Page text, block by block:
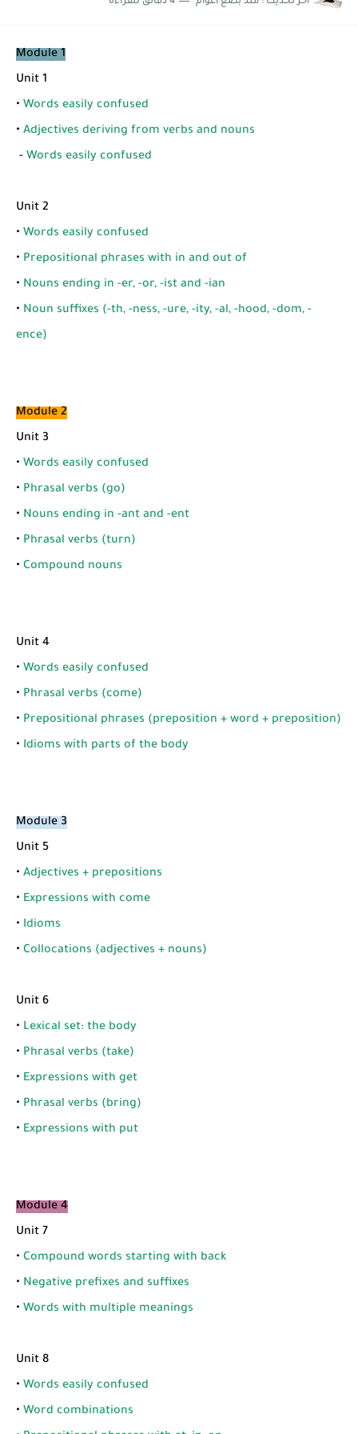
Module 1
Unit 1
• Words easily confused
• Adjectives deriving from verbs and nouns
- Words easily confused
Unit 2
• Words easily confused
• Prepositional phrases with in and out of
• Nouns ending in -er, -or, -ist and -ian
• Noun suffixes (-th, -ness, -ure, -ity, -al, -hood, -dom, -
ence)
Module 2
Unit 3
• Words easily confused
• Phrasal verbs (go)
• Nouns ending in -ant and -ent
• Phrasal verbs (turn)
• Compound nouns
Unit 4
• Words easily confused
• Phrasal verbs (come)
• Prepositional phrases (preposition + word + preposition)
• Idioms with parts of the body
Module 3
Unit 5
• Adjectives + prepositions
• Expressions with come
• Idioms
• Collocations (adjectives + nouns)
Unit 6
• Lexical set: the body
• Phrasal verbs (take)
• Expressions with get
• Phrasal verbs (bring)
• Expressions with put
Module 4
Unit 7
• Compound words starting with back
• Negative prefixes and suffixes
• Words with multiple meanings
Unit 8
• Words easily confused
• Word combinations